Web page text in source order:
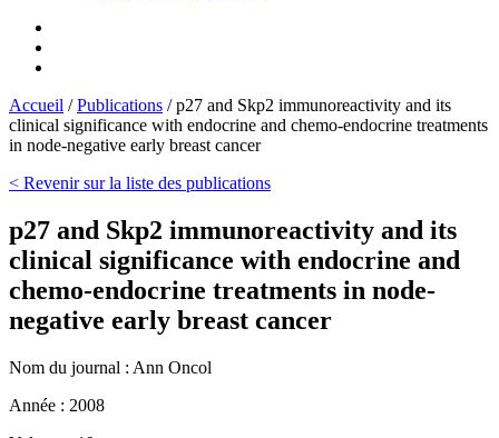
Accueil /Publications /p27 and Skp2 immunoreactivity and its
clinical significance with endocrine and chemo-endocrine treatments
in node-negative early breast cancer
< Revenir sur la liste des publications
p27 and Skp2 immunoreactivity and its
clinical significance with endocrine and
chemo-endocrine treatments in node-
negative early breast cancer
Nom du journal : Ann Oncol
Année : 2008